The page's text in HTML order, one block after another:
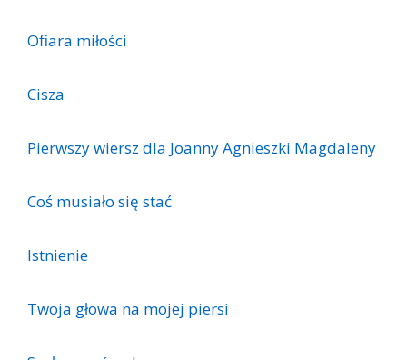
Ofiara miłości
Cisza
Pierwszy wiersz dla Joanny Agnieszki Magdaleny
Coś musiało się stać
Istnienie
Twoja głowa na mojej piersi